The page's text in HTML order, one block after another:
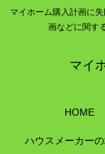
マイホーム購入計画に
画などに関す
マイ
HOME
ハウスメーカー